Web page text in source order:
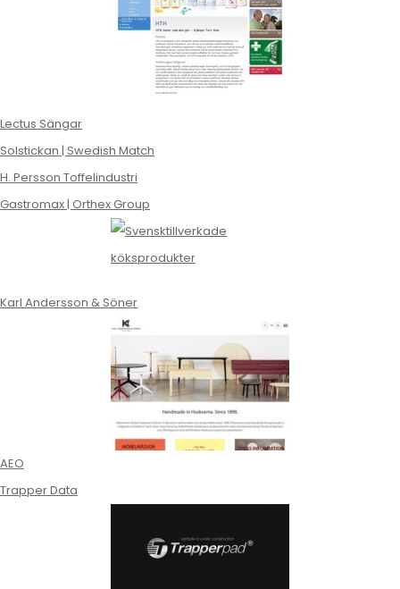
Lectus Sängar
Solstickan | Swedish Match
H. Persson Toffelindustri
Gastromax | Orthex Group
Karl Andersson & Söner
AEO
Trapper Data